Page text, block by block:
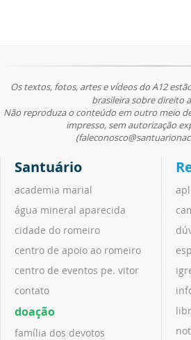
Os textos, fotos, artes e vídeos do A12
brasileira sobre direito
Não reproduza o conteúdo em outro meio
impresso, sem autorização
Santuário
academia marial
água mineral aparecida
cidade do romeiro
centro de apoio ao romeiro
centro de eventos pe. vitor
contato
doação
família dos devotos